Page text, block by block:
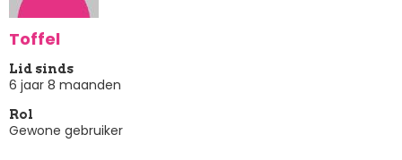
Toffel
Lid sinds
6 jaar 8 maanden
Rol
Gewone gebruiker